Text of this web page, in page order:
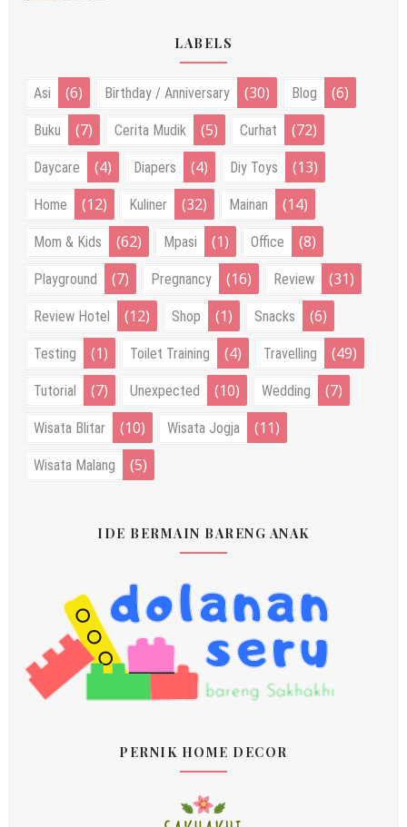
LABELS
Asi (6) Birthday / Anniversary (30) Blog (6)
Buku (7) Cerita Mudik (5) Curhat (72)
Daycare (4) Diapers (4) Diy Toys (13)
Home (12) Kuliner (32) Mainan (14)
Mom & Kids (62) Mpasi (1) Office (8)
Playground (7) Pregnancy (16) Review (31)
Review Hotel (12) Shop (1) Snacks (6)
Testing (1) Toilet Training (4) Travelling (49)
Tutorial (7) Unexpected (10) Wedding (7)
Wisata Blitar (10) Wisata Jogja (11)
Wisata Malang (5)
IDE BERMAIN BARENG ANAK
PERNIK HOME DECOR